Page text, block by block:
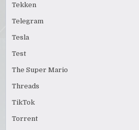
Tekken
Telegram
Tesla
Test
The Super Mario
Threads
TikTok
Torrent